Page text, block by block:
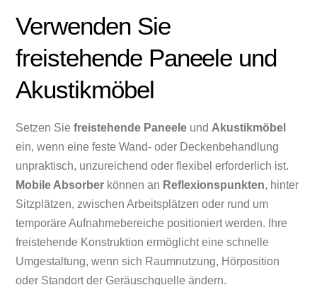
Verwenden Sie
freistehende Paneele und
Akustikmöbel
Setzen Siefreistehende Paneele und Akustikmöbel
ein, wenn eine feste Wand- oder Deckenbehandlung
unpraktisch, unzureichend oder flexibel erforderlich ist.
Mobile Absorber können an Reflexionspunkten, hinter
Sitzplätzen, zwischen Arbeitsplätzen oder rund um
temporäre Aufnahmebereiche positioniert werden. Ihre
freistehende Konstruktion ermöglicht eine schnelle
Umgestaltung, wenn sich Raumnutzung, Hörposition
oder Standort der Geräuschquelle ändern.